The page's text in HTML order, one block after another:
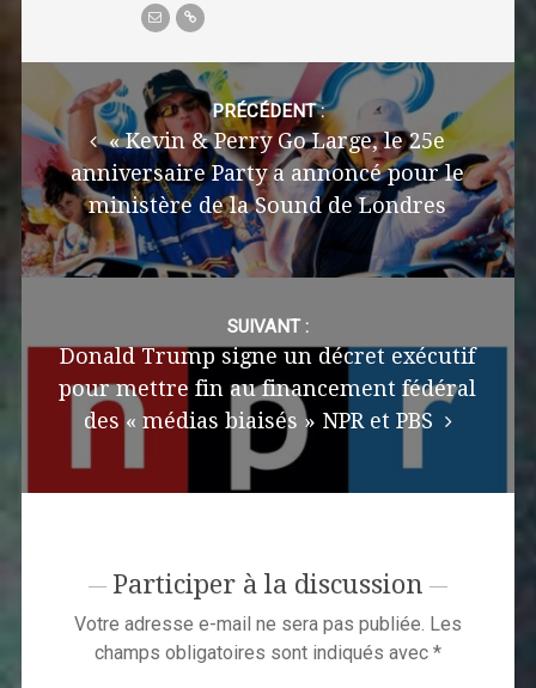
Post
navigation
PRÉCÉDENT :
« Kevin & Perry Go Large, le 25e
anniversaire Party a annoncé pour le
ministère de la Sound de Londres
SUIVANT :
Donald Trump signe un décret exécutif
pour mettre fin au financement fédéral
des « médias biaisés » NPR et PBS
Participer à la discussion
Votre adresse e-mail ne sera pas publiée. Les
champs obligatoires sont indiqués avec *